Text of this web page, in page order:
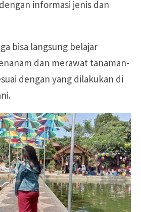
dengan informasi jenis dan
bisa langsung belajar
dan merawat tanaman-
dengan yang dilakukan di